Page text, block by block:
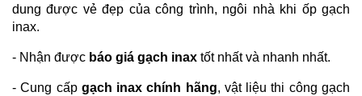
dung được vẻ đẹp của công trình, ngôi nhà khi ốp gạch
inax.
- Nhận được báo giá gạch inax tốt nhất và nhanh nhất.
- Cung cấp gạch inax chính hãng, vật liệu thi công gạch